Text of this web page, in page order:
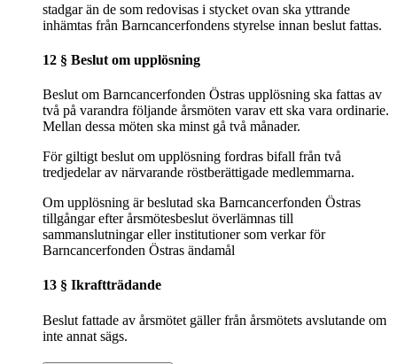
stadgar än de som redovisas i stycket ovan ska yttrande
inhämtas från Barncancerfondens styrelse innan beslut fattas.
12 § Beslut om upplösning
Beslut om Barncancerfonden Östras upplösning ska fattas av
två på varandra följande årsmöten varav ett ska vara ordinarie.
Mellan dessa möten ska minst gå två månader.
För giltigt beslut om upplösning fordras bifall från två
tredjedelar av närvarande röstberättigade medlemmarna.
Om upplösning är beslutad ska Barncancerfonden Östras
tillgångar efter årsmötesbeslut överlämnas till
sammanslutningar eller institutioner som verkar för
Barncancerfonden Östras ändamål
13 § Ikraftträdande
Beslut fattade av årsmötet gäller från årsmötets avslutande om
inte annat sägs.